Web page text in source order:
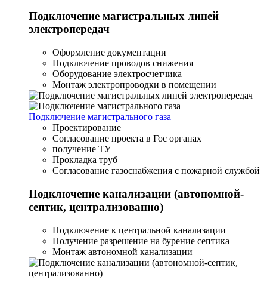
Подключение магистральных линей
электропередач
Оформление документации
Подключение проводов снижения
Оборудование электросчетчика
Монтаж электропроводки в помещении
Подключение магистрального газа
Проектирование
Согласование проекта в Гос органах
получение ТУ
Прокладка труб
Согласование газоснабжения с пожарной службой
Подключение канализации (автономной-
септик, централизованно)
Подключение к центральной канализации
Получение разрешение на бурение септика
Монтаж автономной канализации